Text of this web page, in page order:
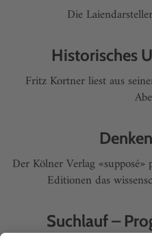
Die
Historisches
Fritz Kortner liest aus
Der Kölner Verlag
Editionen das
Suchlauf –